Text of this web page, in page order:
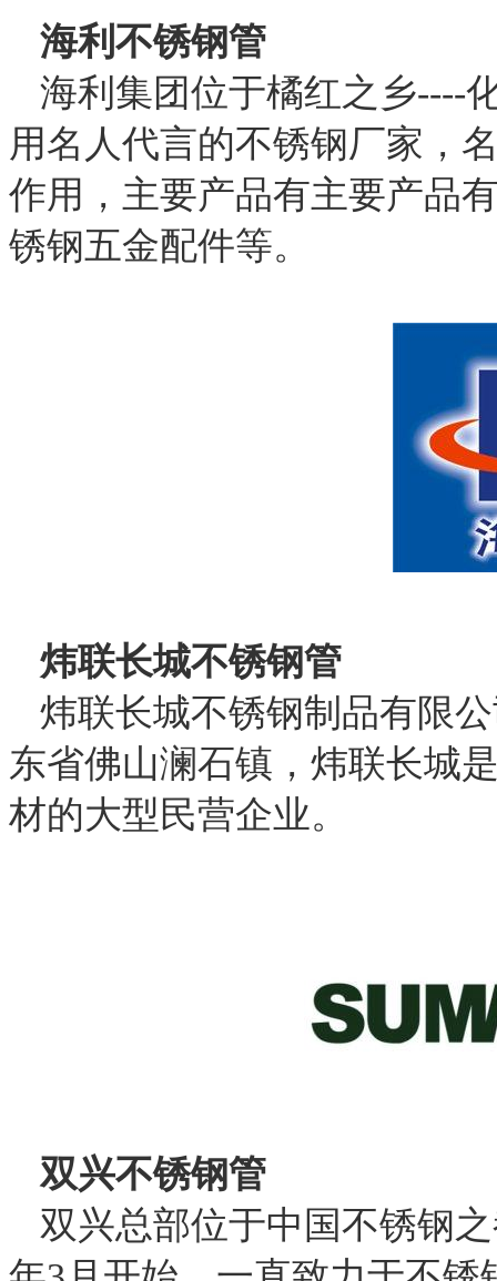
海利不锈钢管
海利集团位于橘红之乡----
用名人代言的不锈钢厂家，
作用，主要产品有主要产品
锈钢五金配件等。
炜联长城不锈钢管
炜联长城不锈钢制品有限
东省佛山澜石镇，炜联长城
材的大型民营企业。
双兴不锈钢管
双兴总部位于中国不锈钢